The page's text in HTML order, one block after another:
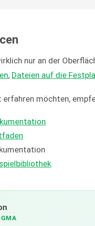
nur an der
, Dateien auf die
erfahren möchten,